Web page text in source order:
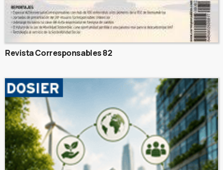
Revista Corresponsables 82